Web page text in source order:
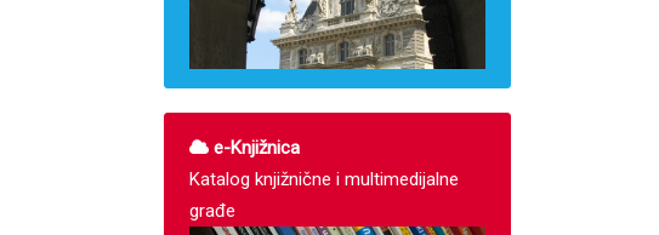
e-Knjižnica
Katalog knjižnične i multimedijalne
građe